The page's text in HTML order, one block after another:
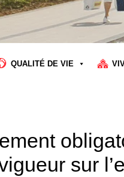
QUALITÉ DE VIE
sur